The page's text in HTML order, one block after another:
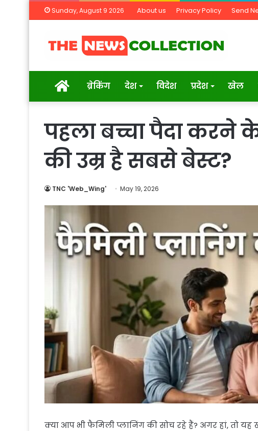
Sunday, August 9 2026 About us Privacy Policy Send
Homeब्रेकिंग देश विदेश प्रदेश खेल
पहला बच्चा पैदा करने
की उम्र है सबसे बेस्ट?
TNC 'Web_Wing' May 19, 2026
क्या आप भी फैमिली प्लानिंग की सोच रहे हैं? अगर हां, तो